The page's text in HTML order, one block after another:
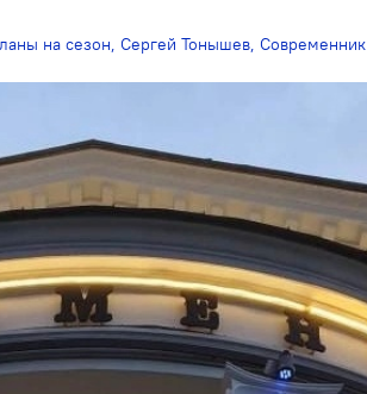
на сезон, Сергей Тонышев, Современник